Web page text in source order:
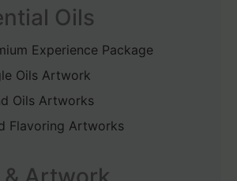
Oils
Experience Package
Oils Artwork
Oils Artworks
Flavoring Artworks